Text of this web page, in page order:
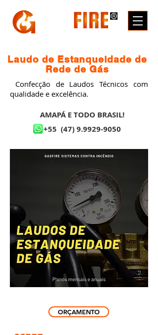
Laudo de Estanqueidade de
Rede de Gás
Confecção de Laudos Técnicos com
qualidade e excelência.
AMAPÁ E TODO BRASIL!
+55 (47) 9.9929-9050
ORÇAMENTO